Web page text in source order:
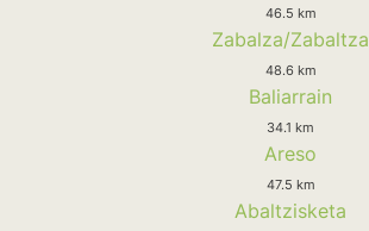
46.5 km
Zabalza/Zabaltza
48.6 km
Baliarrain
34.1 km
Areso
47.5 km
Abaltzisketa